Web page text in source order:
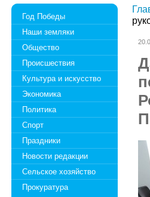
Год Победы
Наши земляки
Общество
Происшествия
Культура и искусство
Экономика
Политика
Спорт
Праздники
Новости редакции
Сельское хозяйство
Прокуратура